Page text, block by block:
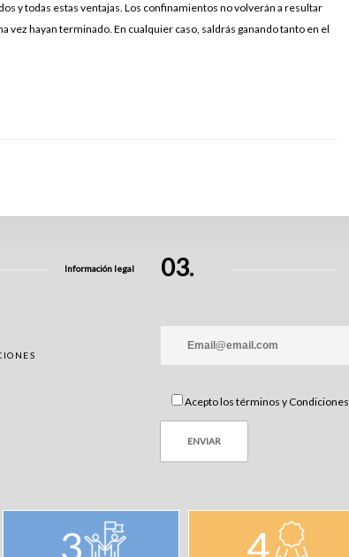
y todas estas ventajas. Los confinamientos no volverán a resultar
hayan terminado. En cualquier caso, saldrás ganando tanto en el
Información legal 03.
Acepto los términos y Condiciones
3 4